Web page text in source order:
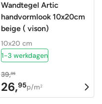
Wandtegel Artic
handvormlook 10x20cm
beige ( vison)
10x20 cm
1-3 werkdagen
39,95
Oorspronkelijke
prijs
26,95
Huidige
prijs
p/m2